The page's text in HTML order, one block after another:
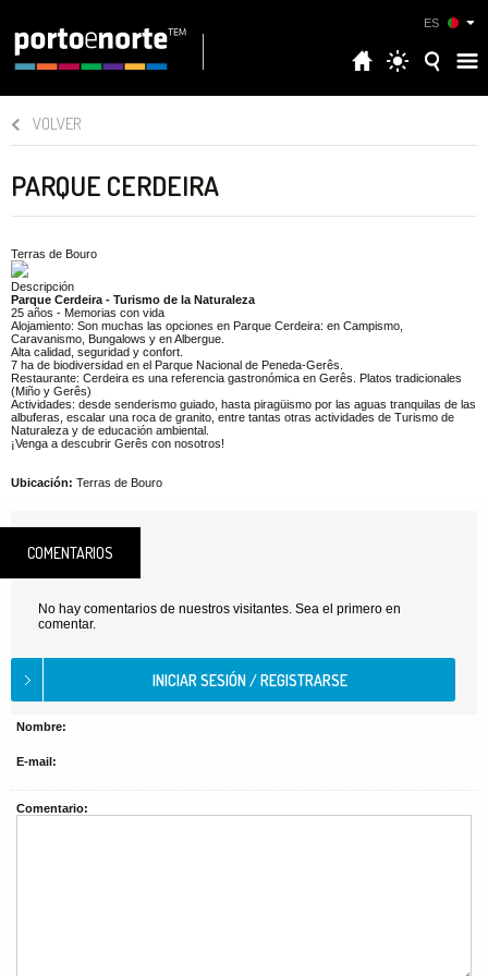
ES
VOLVER
PARQUE CERDEIRA
Terras de Bouro
Descripción
Parque Cerdeira - Turismo de la Naturaleza
25 años - Memorias con vida
Alojamiento: Son muchas las opciones en Parque Cerdeira: en Campismo,
Caravanismo, Bungalows y en Albergue.
Alta calidad, seguridad y confort.
7 ha de biodiversidad en el Parque Nacional de Peneda-Gerês.
Restaurante: Cerdeira es una referencia gastronómica en Gerês. Platos tradicionales
(Miño y Gerês)
Actividades: desde senderismo guiado, hasta piragüismo por las aguas tranquilas de las
albuferas, escalar una roca de granito, entre tantas otras actividades de Turismo de
Naturaleza y de educación ambiental.
¡Venga a descubrir Gerês con nosotros!
Ubicación: Terras de Bouro
COMENTARIOS
No hay comentarios de nuestros visitantes. Sea el primero en
comentar.
Nombre:
E-mail:
Comentario: